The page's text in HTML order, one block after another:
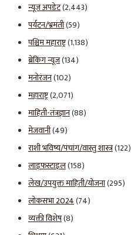
न्यूज अपडेट(2,443)
पर्यटन/भ्रमंती(59)
पश्चिम महाराष्ट्र(1,138)
ब्रेकिंग न्यूज(134)
मनोरंजन(102)
महाराष्ट्र(2,071)
माहिती-तंत्रज्ञान(88)
मेजवानी(49)
राशी भविष्य/पंचांग/वास्तु शास्त्र(122)
लाइफस्टाइल(158)
लेख/उपयुक्त माहिती/योजना(295)
लोकसभा 2024(74)
व्यक्ती विशेष(8)